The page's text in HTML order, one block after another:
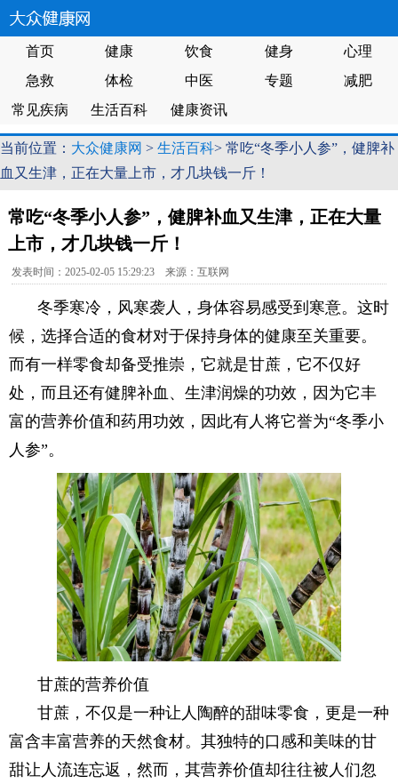
首页 健康 饮食 健身
心理
急救
体检 中医 专题
减肥
常见疾病
生活百科 健康资讯
当前位置： 大众健康网 > 生活百科> 常吃“冬季小人参”，健脾补
血又生津，正在大量上市，才几块钱一斤！
常吃“冬季小人参”，健脾补血又生津，正在大量
上市，才几块钱一斤！
发表时间：2025-02-05 15:29:23 来源：互联网
冬季寒冷，风寒袭人，身体容易感受到寒意。这时
候，选择合适的食材对于保持身体的健康至关重要。
而有一样零食却备受推崇，它就是甘蔗，它不仅好
处，而且还有健脾补血、生津润燥的功效，因为它丰
富的营养价值和药用功效，因此有人将它誉为“冬季小
人参”。
甘蔗的营养价值
甘蔗，不仅是一种让人陶醉的甜味零食，更是一种
富含丰富营养的天然食材。其独特的口感和美味的甘
甜让人流连忘返，然而，其营养价值却往往被人们忽